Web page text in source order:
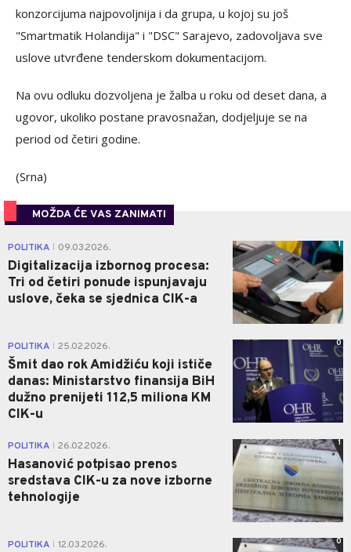
konzorcijuma najpovoljnija i da grupa, u kojoj su još
"Smartmatik Holandija" i "DSC" Sarajevo, zadovoljava sve
uslove utvrđene tenderskom dokumentacijom.
Na ovu odluku dozvoljena je žalba u roku od deset dana, a
ugovor, ukoliko postane pravosnažan, dodjeljuje se na
period od četiri godine.
(Srna)
MOŽDA ĆE VAS ZANIMATI
POLITIKA 09.03.2026.
Digitalizacija izbornog procesa:
Tri od četiri ponude ispunjavaju
uslove, čeka se sjednica CIK-a
1
POLITIKA 25.02.2026.
Šmit dao rok Amidžiću koji ističe
danas: Ministarstvo finansija BiH
dužno prenijeti 112,5 miliona KM
CIK-u
0
POLITIKA 26.02.2026.
Hasanović potpisao prenos
sredstava CIK-u za nove izborne
tehnologije
1
POLITIKA 12.03.2026. 0